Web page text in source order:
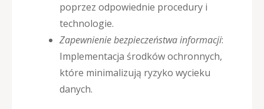
poprzez odpowiednie procedury i
technologie.
Zapewnienie bezpieczeństwa informacji:
Implementacja środków ochronnych,
które minimalizują ryzyko wycieku
danych.